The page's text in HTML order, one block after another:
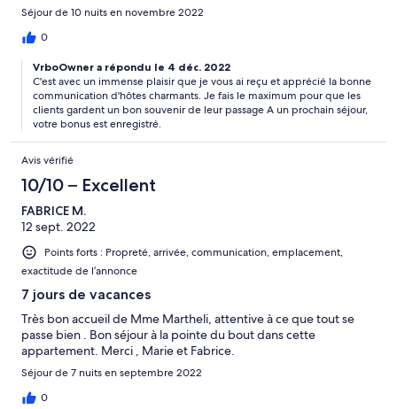
Séjour de 10 nuits en novembre 2022
0
VrboOwner a répondu le 4 déc. 2022
C'est avec un immense plaisir que je vous ai reçu et apprécié la bonne
communication d'hôtes charmants. Je fais le maximum pour que les
clients gardent un bon souvenir de leur passage A un prochain séjour,
votre bonus est enregistré.
Avis vérifié
10/10 – Excellent
FABRICE M.
12 sept. 2022
Points forts : Propreté, arrivée, communication, emplacement,
exactitude de l’annonce
7 jours de vacances
Très bon accueil de Mme Martheli, attentive à ce que tout se
passe bien . Bon séjour à la pointe du bout dans cette
appartement. Merci , Marie et Fabrice.
Séjour de 7 nuits en septembre 2022
0